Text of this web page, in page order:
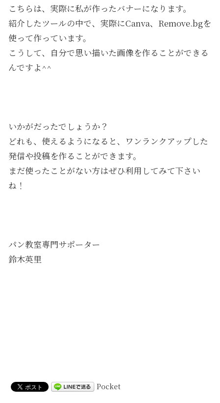
こちらは、実際に私が作ったバナーになります。
紹介したツールの中で、実際にCanva、Remove.bgを
使って作っています。
こうして、自分で思い描いた画像を作ることができる
んですよ^^
いかがだったでしょうか？
どれも、使えるようになると、ワンランクアップした
発信や投稿を作ることができます。
まだ使ったことがない方はぜひ利用してみて下さい
ね！
パン教室専門サポーター
鈴木英里
Pocket